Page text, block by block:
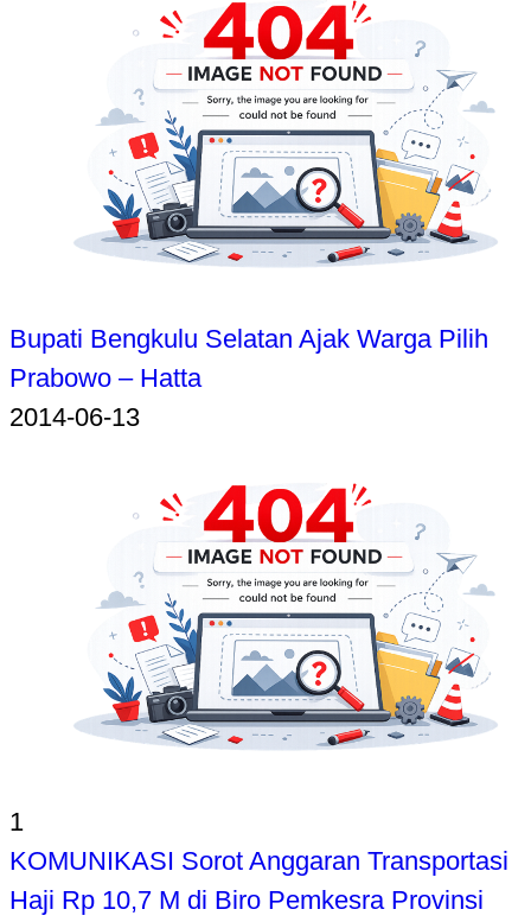
Bupati Bengkulu Selatan Ajak Warga Pilih
Prabowo – Hatta
2014-06-13
1
KOMUNIKASI Sorot Anggaran Transportasi
Haji Rp 10,7 M di Biro Pemkesra Provinsi